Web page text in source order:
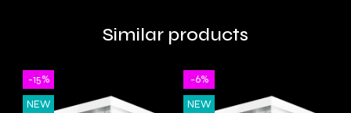
Similar products
-15%
NEW
-6%
NEW